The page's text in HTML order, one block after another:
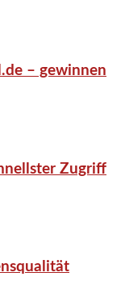
– gewinnen
Zugriff